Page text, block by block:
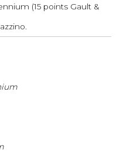
(15 points Gault &